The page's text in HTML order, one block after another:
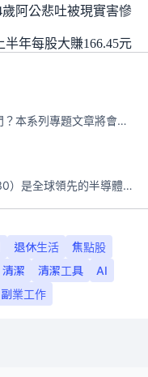
阿公悲吐被現實害慘
年每股大賺166.45元
ETF是什麼？ETF投資如何入門？本系列專題文章將會告訴你新手必須知道的ETF基礎知識。
台積電（tSMC；股票代號2330）是全球領先的半導體代工公司，成立於1987年，總部位於台灣新竹。且已於美國、日本、德國及中國設廠，台積電是全球首家專業積體電路製造服務公司，也是全球最先進和最大規模的半導體代工廠。
退休生活
焦點股
清潔 清潔工具
AI
副業工作